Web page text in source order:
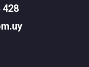
428